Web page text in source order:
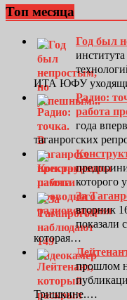
Топ месяца
Год был
ИТА ЮФУ
Радио:
работа
года
таганрогских
которого
За
вторник
показали
которая…
прошлом
Тришкине.…